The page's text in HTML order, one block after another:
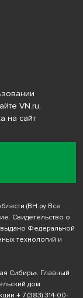
VN.ru,
на сайт
(ВН.ру Все
Свидетельство о
Федеральной
технологий и
Сибирь». Главный
дом
+ 7 (383) 314-00-